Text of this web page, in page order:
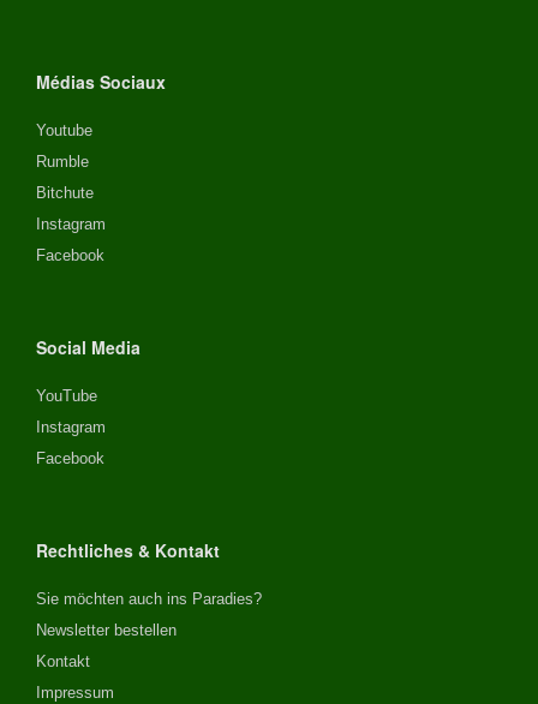
Médias Sociaux
Youtube
Rumble
Bitchute
Instagram
Facebook
Social Media
YouTube
Instagram
Facebook
Rechtliches & Kontakt
Sie möchten auch ins Paradies?
Newsletter bestellen
Kontakt
Impressum